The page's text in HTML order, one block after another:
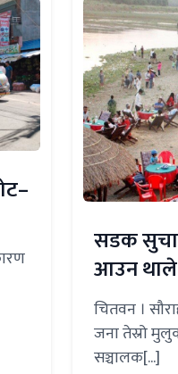
सडक
आउन थाले
चितवन ।
जना तेस्रो
सञ्चालक[...]